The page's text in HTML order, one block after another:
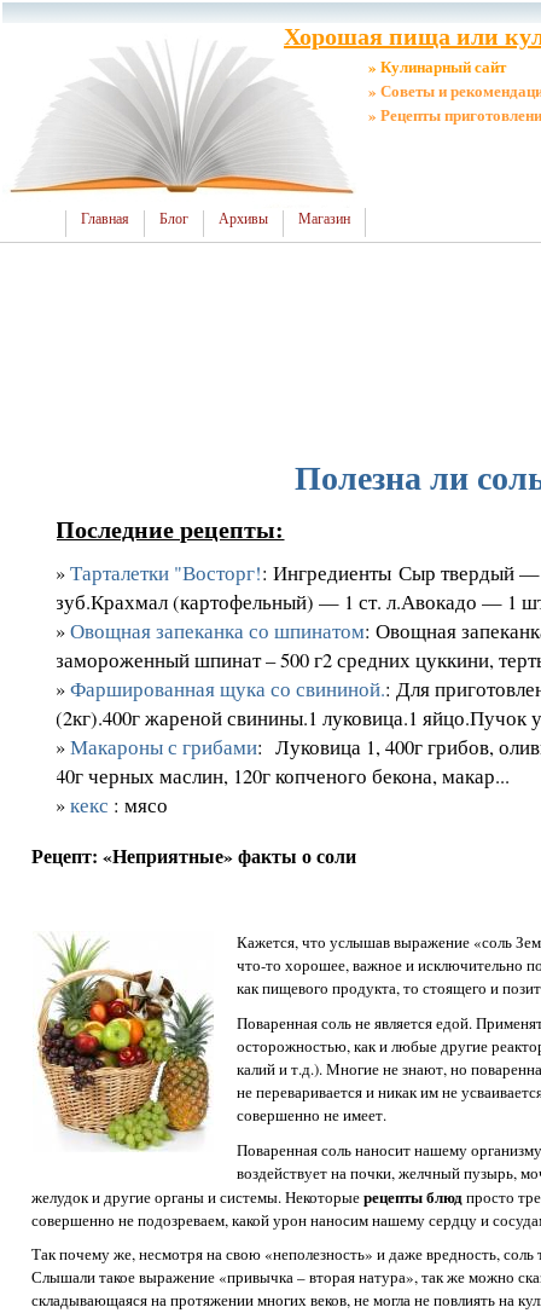
Хорошая пища или
» Кулинарный сайт
» Советы и
» Рецепты
Главная Блог Архивы Магазин
Полезна ли
Последние рецепты:
»Тарталетки "Восторг!: Ингредиенты Сыр твердый
зуб.Крахмал (картофельный) — 1 ст. л.Авокадо — 1
»Овощная запеканка со шпинатом: Овощная
замороженный шпинат – 500 г2 средних цуккини,
»Фаршированная щука со свининой.: Для
(2кг).400г жареной свинины.1 луковица.1 яйцо.Пучок
»Макароны с грибами: Луковица 1, 400г грибов,
40г черных маслин, 120г копченого бекона, макар...
»кекс : мясо
Рецепт: «Неприятные» факты о соли
Кажется, что услышав выражение «соль
что-то хорошее, важное и исключительно
как пищевого продукта, то стоящего и
Поваренная соль не является едой.
осторожностью, как и любые другие
калий и т.д.). Многие не знают, но
не переваривается и никак им не
совершенно не имеет.
Поваренная соль наносит нашему
воздействует на почки, желчный пузырь,
желудок и другие органы и системы. Некоторыерецепты блюдпросто
совершенно не подозреваем, какой урон наносим нашему сердцу и
Так почему же, несмотря на свою «неполезность» и даже вредность, соль
Слышали такое выражение «привычка – вторая натура», так же можно
складывающаяся на протяжении многих веков, не могла не повлиять на